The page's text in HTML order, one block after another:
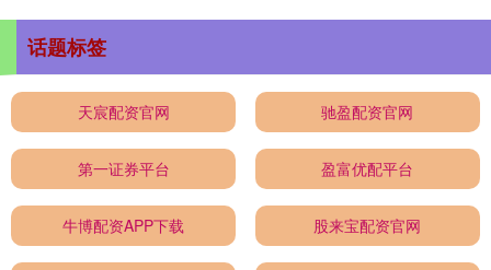
话题标签
天宸配资官网 驰盈配资官网
第一证券平台 盈富优配平台
牛博配资APP下载 股来宝配资官网